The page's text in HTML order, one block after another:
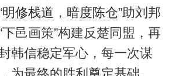
明修栈道 ， 暗度陈仓”助刘邦
邑画策”构建反楚同盟，再
韩信稳定军心，每一次谋